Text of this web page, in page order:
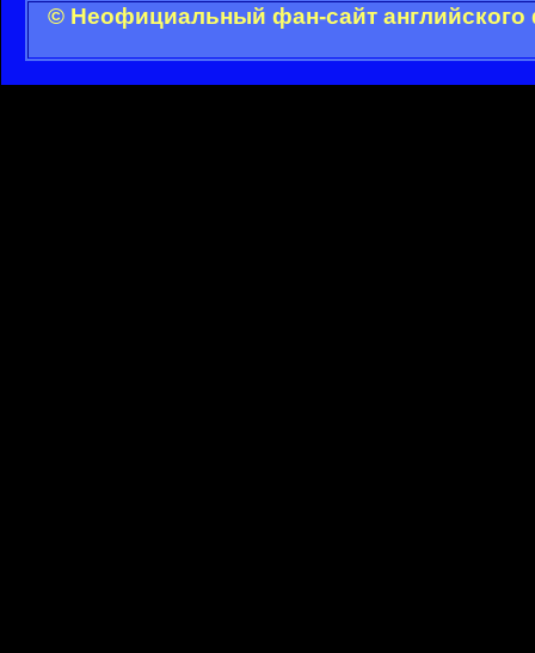
© Неофициальный фан-сайт английского